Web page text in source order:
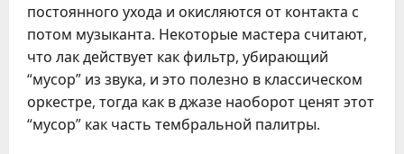
постоянного ухода и окисляются от контакта с
потом музыканта. Некоторые мастера считают,
что лак действует как фильтр, убирающий
“мусор” из звука, и это полезно в классическом
оркестре, тогда как в джазе наоборот ценят этот
“мусор” как часть тембральной палитры.